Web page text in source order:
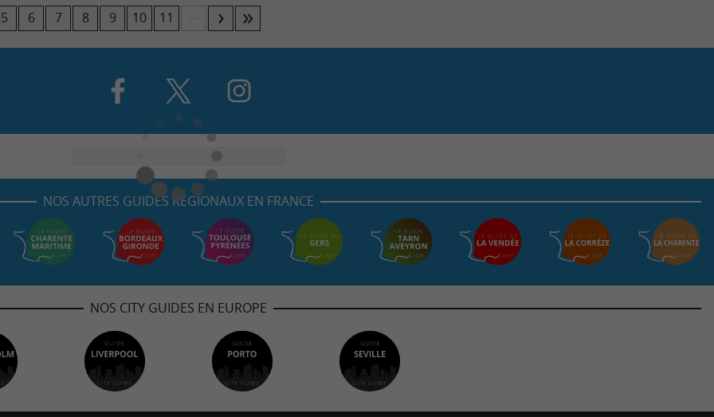
5 6 7 8 9 10 11
NOS AUTRES GUIDES RÉGIONAUX EN FRANCE
NOS CITY GUIDES EN EUROPE